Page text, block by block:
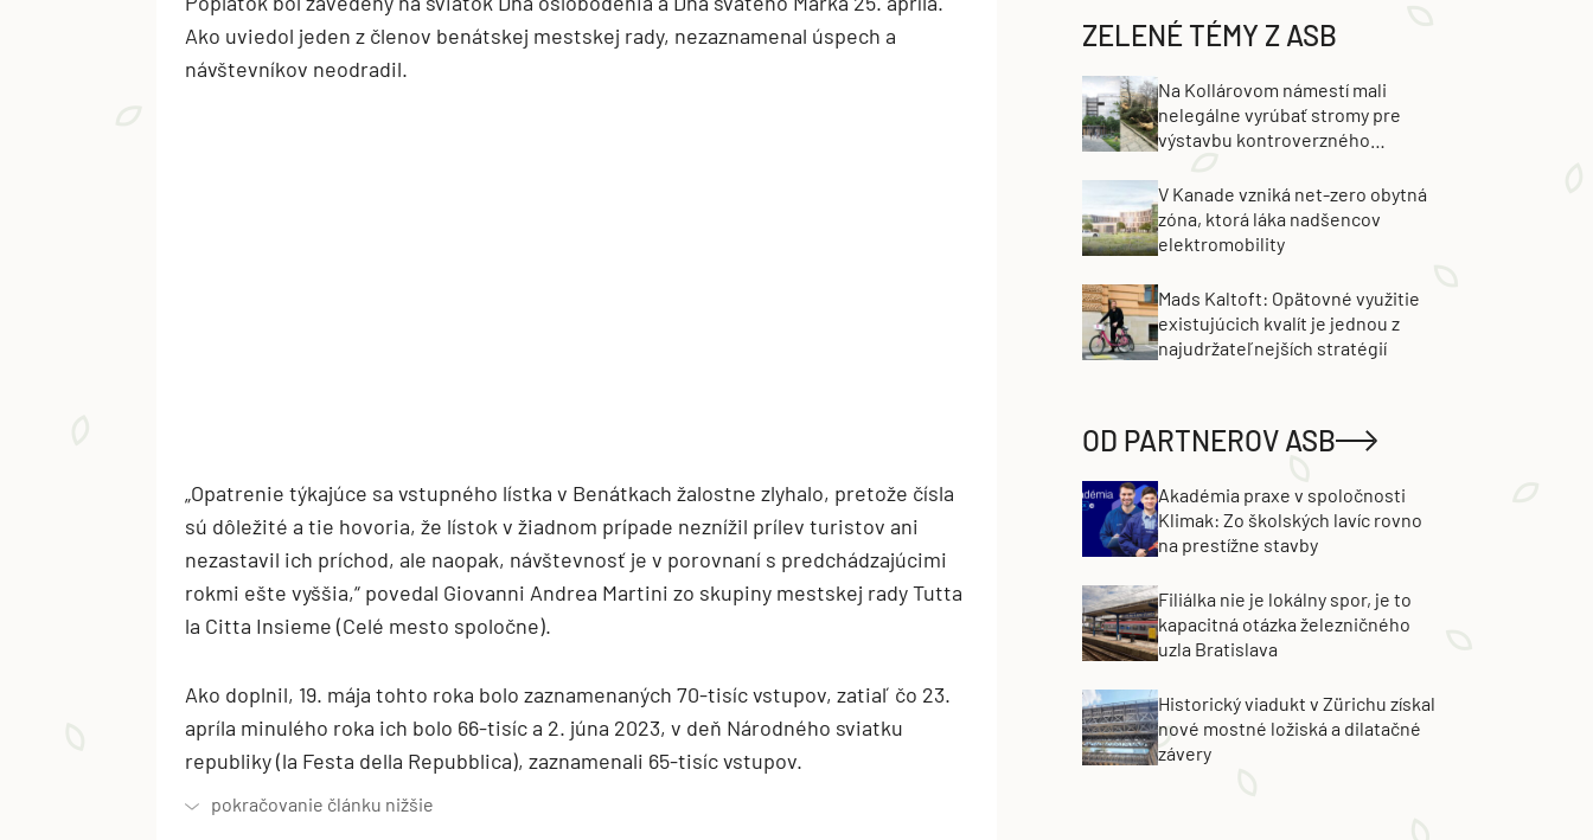
Ako uviedol jeden z členov benátskej mestskej rady, nezaznamenal úspech a
návštevníkov neodradil.
„Opatrenie týkajúce sa vstupného lístka v Benátkach žalostne zlyhalo, pretože čísla
sú dôležité a tie hovoria, že lístok v žiadnom prípade neznížil prílev turistov ani
nezastavil ich príchod, ale naopak, návštevnosť je v porovnaní s predchádzajúcimi
rokmi ešte vyššia,“ povedal Giovanni Andrea Martini zo skupiny mestskej rady Tutta
la Citta Insieme (Celé mesto spoločne).
Ako doplnil, 19. mája tohto roka bolo zaznamenaných 70-tisíc vstupov, zatiaľ čo 23.
apríla minulého roka ich bolo 66-tisíc a 2. júna 2023, v deň Národného sviatku
republiky (la Festa della Repubblica), zaznamenali 65-tisíc vstupov.
ZELENÉ TÉMY Z ASB
Na Kollárovom námestí mali
nelegálne vyrúbať stromy pre
výstavbu kontroverzného
popiera
V Kanade vzniká net-zero obytná
zóna, ktorá láka nadšencov
elektromobility
Mads Kaltoft: Opätovné využitie
existujúcich kvalít je jednou z
najudržateľnejších stratégií
OD PARTNEROV ASB
Akadémia praxe v spoločnosti
Klimak: Zo školských lavíc rovno
na prestížne stavby
Filiálka nie je lokálny spor, je to
kapacitná otázka železničného
uzla Bratislava
Historický viadukt v Zürichu získal
nové mostné ložiská a dilatačné
závery